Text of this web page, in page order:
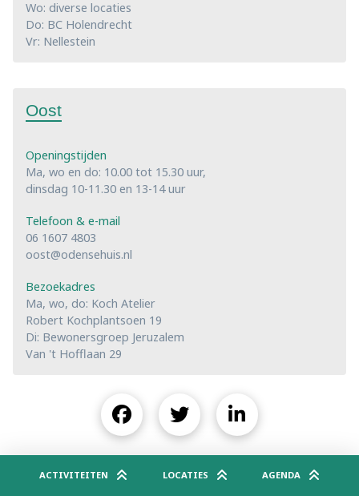
Wo: diverse locaties
Do: BC Holendrecht
Vr: Nellestein
Oost
Openingstijden
Ma, wo en do: 10.00 tot 15.30 uur,
dinsdag 10-11.30 en 13-14 uur
Telefoon & e-mail
06 1607 4803
oost@odensehuis.nl
Bezoekadres
Ma, wo, do: Koch Atelier
Robert Kochplantsoen 19
Di: Bewonersgroep Jeruzalem
Van 't Hofflaan 29
ACTIVITEITEN LOCATIES AGENDA